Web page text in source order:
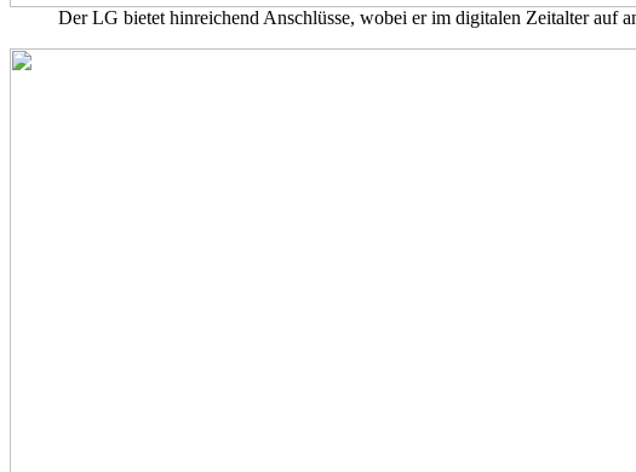
Der LG bietet hinreichend Anschlüsse, wobei er im digitalen Zeitalter auf